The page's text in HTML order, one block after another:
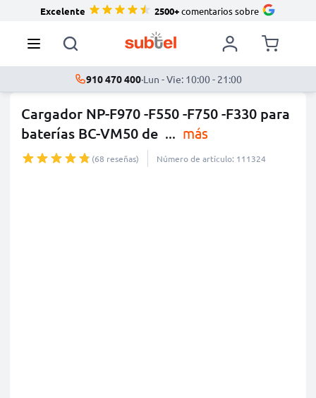
Excelente 2500+comentarios sobre
910 470 400·Lun - Vie: 10:00 - 21:00
Cargador NP-F970 -F550 -F750 -F330 para
baterías BC-VM50 de ... más
(68 reseñas) Número de artículo: 111324